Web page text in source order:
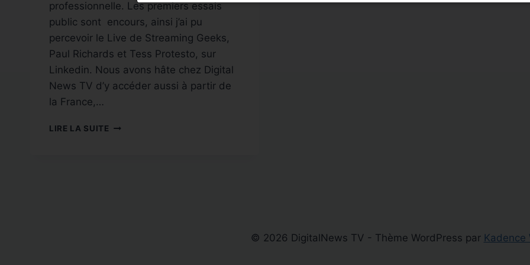
professionnelle. Les premiers essais
public sont encours, ainsi j’ai pu
percevoir le Live de Streaming Geeks,
Paul Richards et Tess Protesto, sur
Linkedin. Nous avons hâte chez Digital
News TV d’y accéder aussi à partir de
la France,…
LIRE LA SUITE LINKEDIN
© 2026 DigitalNews TV - Thème WordPress par Kadence